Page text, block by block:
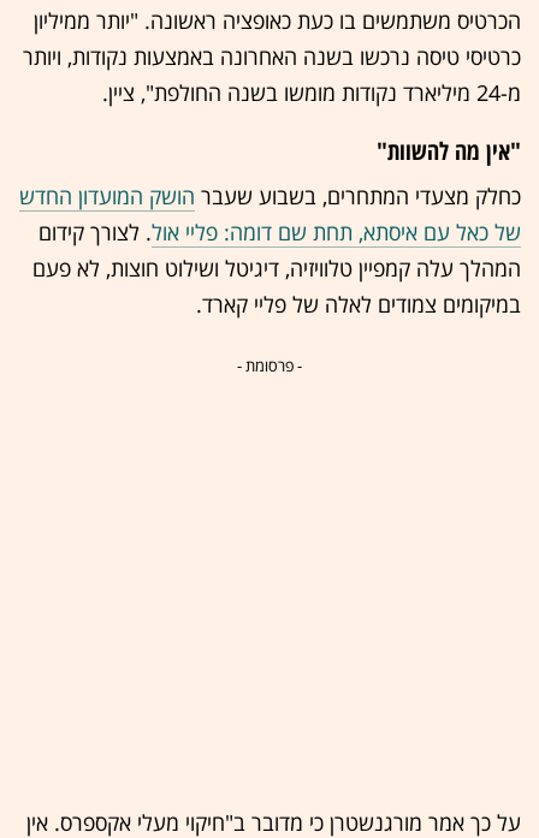
הכרטיס משתמשים בו כעת כאופציה ראשונה. "יותר ממיליון
כרטיסי טיסה נרכשו בשנה האחרונה באמצעות נקודות, ויותר
מ-24 מיליארד נקודות מומשו בשנה החולפת", ציין.
"אין מה להשוות"
כחלק מצעדי המתחרים, בשבוע שעבר הושק המועדון החדש
של כאל עם איסתא, תחת שם דומה: פליי אול. לצורך קידום
המהלך עלה קמפיין טלוויזיה, דיגיטל ושילוט חוצות, לא פעם
במיקומים צמודים לאלה של פליי קארד.
- פרסומת -
על כך אמר מורגנשטרן כי מדובר ב"חיקוי מעלי אקספרס. אין